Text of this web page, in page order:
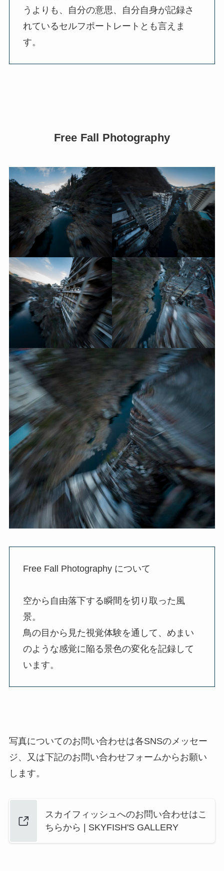
うよりも、自分の意思、自分自身が記録さ
れているセルフポートレートとも言えま
す。
Free Fall Photography
Free Fall Photography について
空から自由落下する瞬間を切り取った風
景。
鳥の目から見た視覚体験を通して、めまい
のような感覚に陥る景色の変化を記録して
います。
写真についてのお問い合わせは各SNSのメッセー
ジ、又は下記のお問い合わせフォームからお願い
します。
スカイフィッシュへのお問い合わせはこ
ちらから | SKYFISH'S GALLERY